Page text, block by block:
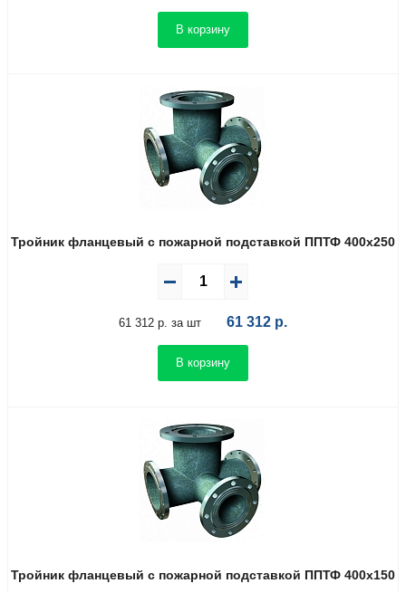
В корзину
Тройник фланцевый с пожарной подставкой ППТФ 400х250
61 312 р. за шт 61 312 р.
В корзину
Тройник фланцевый с пожарной подставкой ППТФ 400х150